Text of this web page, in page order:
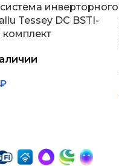
инверторного
Tessey DC BSTI-
₽